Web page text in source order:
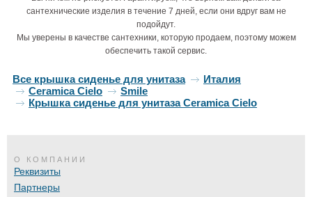
сантехнические изделия в течение 7 дней, если они вдруг вам не
подойдут.
Мы уверены в качестве сантехники, которую продаем, поэтому можем
обеспечить такой сервис.
Все крышка сиденье для унитаза
Италия
Ceramica Cielo
Smile
Крышка сиденье для унитаза Ceramica Cielo
О КОМПАНИИ
Реквизиты
Партнеры